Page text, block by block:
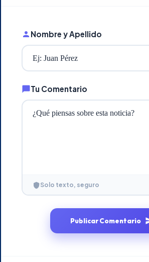
Nombre y Apellido
Tu Comentario
Solo texto, seguro
Publicar Comentario